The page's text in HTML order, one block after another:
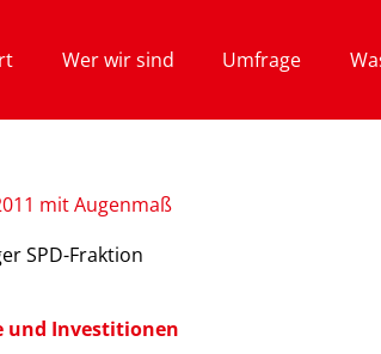
Wer wir sind Umfrage
mit Augenmaß
SPD-Fraktion
und Investitionen